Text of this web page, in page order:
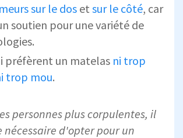
sur le dos et sur le côté, car
soutien pour une variété de
préfèrent un matelas ni trop
trop mou.
personnes plus corpulentes, il
nécessaire d'opter pour un